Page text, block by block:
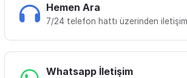
Hemen Ara
7/24 telefon hattı üzerinden
Whatsapp İletişim